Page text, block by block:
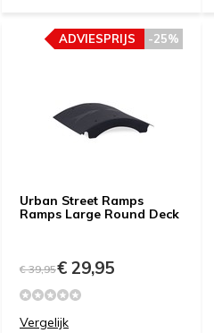
Urban Street Ramps
Ramps Large Round Deck
-25%
ADVIESPRIJS
€ 39,95€ 29,95
Vergelijk